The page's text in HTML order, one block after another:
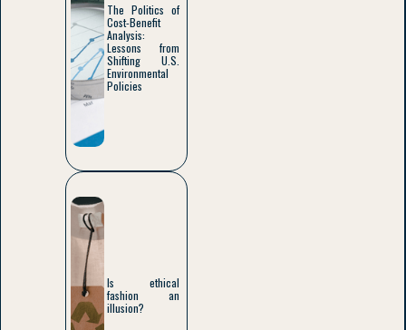
The Politics of
Cost-Benefit
Analysis:
Lessons from
Shifting U.S.
Environmental
Policies
Is ethical
fashion an
illusion?